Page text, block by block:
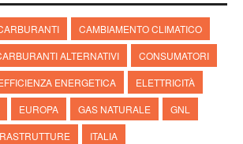
CAMBIAMENTO CLIMATICO
ALTERNATIVI
CONSUMATORI
ENERGETICA
ELETTRICITÀ
EUROPA GAS NATURALE
GNL
ITALIA